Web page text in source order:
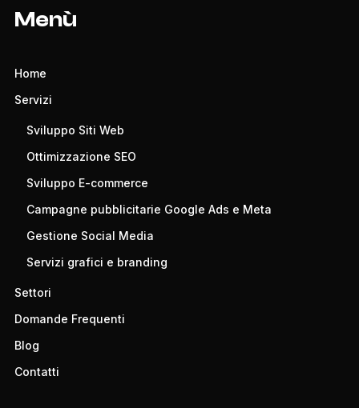
Menù
Home
Servizi
Sviluppo Siti Web
Ottimizzazione SEO
Sviluppo E-commerce
Campagne pubblicitarie Google Ads e Meta
Gestione Social Media
Servizi grafici e branding
Settori
Domande Frequenti
Blog
Contatti